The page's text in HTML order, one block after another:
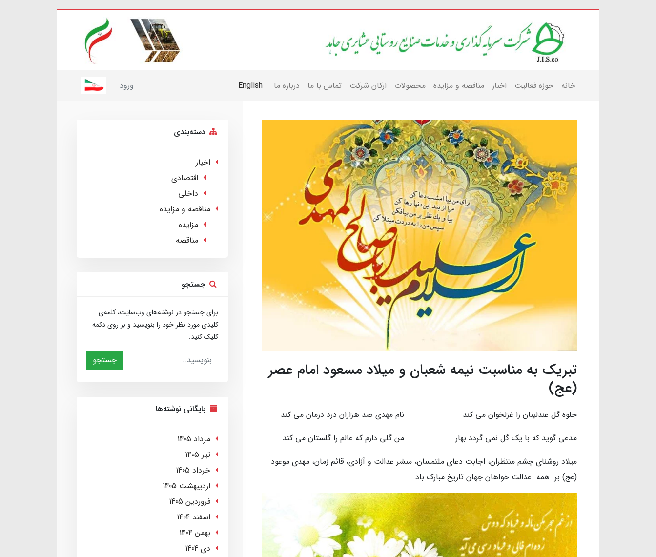
خانه حوزه فعالیت اخبار مناقصه و مزایده محصولات ارکان شرکت تماس با ما درباره ما English ورود
تبریک به مناسبت نیمه شعبان و میلاد مسعود امام عصر
(عج)
جلوه گل عندلیبان را غزلخوان می کند نام مهدی صد هزاران درد درمان می کند
مدعی گوید که با یک گل نمی گردد بهار من گلی دارم که عالم را گلستان می کند
میلاد روشنای چشم منتظران، اجابت دعای ملتمسان، مبشر عدالت و آزادی، قائم زمان، مهدی موعود
(عج) بر همه عدالت خواهان جهان تاریخ مبارک باد.
دسته‌بندی
اخبار
اقتصادی
داخلی
مناقصه و مزایده
مزایده
مناقصه
جستجو
برای جستجو در نوشته‌های وب‌سایت، کلمه‌ی
کلیدی مورد نظر خود را بنویسید و بر روی دکمه
کلیک کنید.
جستجو
بایگانی نوشته‌ها
مرداد 1405
تير 1405
خرداد 1405
ارديبهشت 1405
فروردین 1405
اسفند 1404
بهمن 1404
دی 1404